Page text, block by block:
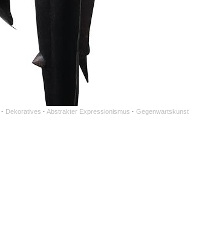
· Dekoratives · Abstrakter Expressionismus · Gegenwartskunst